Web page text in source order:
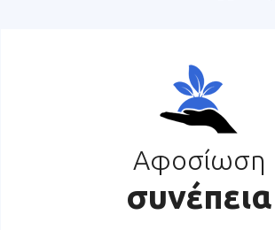
Αφοσίωση
συνέπεια